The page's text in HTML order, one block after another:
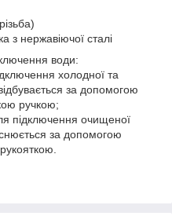
з нержавіючої сталі
води:
холодної та
за допомогою
ручкою;
підключення очищеної
за допомогою